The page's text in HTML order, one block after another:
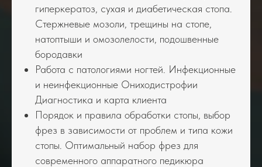
гиперкератоз, сухая и диабетическая стопа.
Стержневые мозоли, трещины на стопе,
натоптыши и омозолелости, подошвенные
бородавки
Работа с патологиями ногтей. Инфекционные
и неинфекционные Ониходистрофии
Диагностика и карта клиента
Порядок и правила обработки стопы, выбор
фрез в зависимости от проблем и типа кожи
стопы. Оптимальный набор фрез для
современного аппаратного педикюра